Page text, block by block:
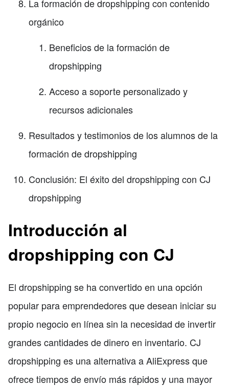
La formación de dropshipping con contenido
orgánico
Beneficios de la formación de
dropshipping
Acceso a soporte personalizado y
recursos adicionales
Resultados y testimonios de los alumnos de la
formación de dropshipping
Conclusión: El éxito del dropshipping con CJ
dropshipping
Introducción al
dropshipping con CJ
El dropshipping se ha convertido en una opción
popular para emprendedores que desean iniciar su
propio negocio en línea sin la necesidad de invertir
grandes cantidades de dinero en inventario. CJ
dropshipping es una alternativa a AliExpress que
ofrece tiempos de envío más rápidos y una mayor